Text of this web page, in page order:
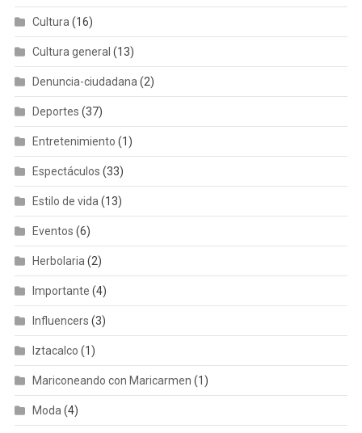
Cultura (16)
Cultura general (13)
Denuncia-ciudadana (2)
Deportes (37)
Entretenimiento (1)
Espectáculos (33)
Estilo de vida (13)
Eventos (6)
Herbolaria (2)
Importante (4)
Influencers (3)
Iztacalco (1)
Mariconeando con Maricarmen (1)
Moda (4)